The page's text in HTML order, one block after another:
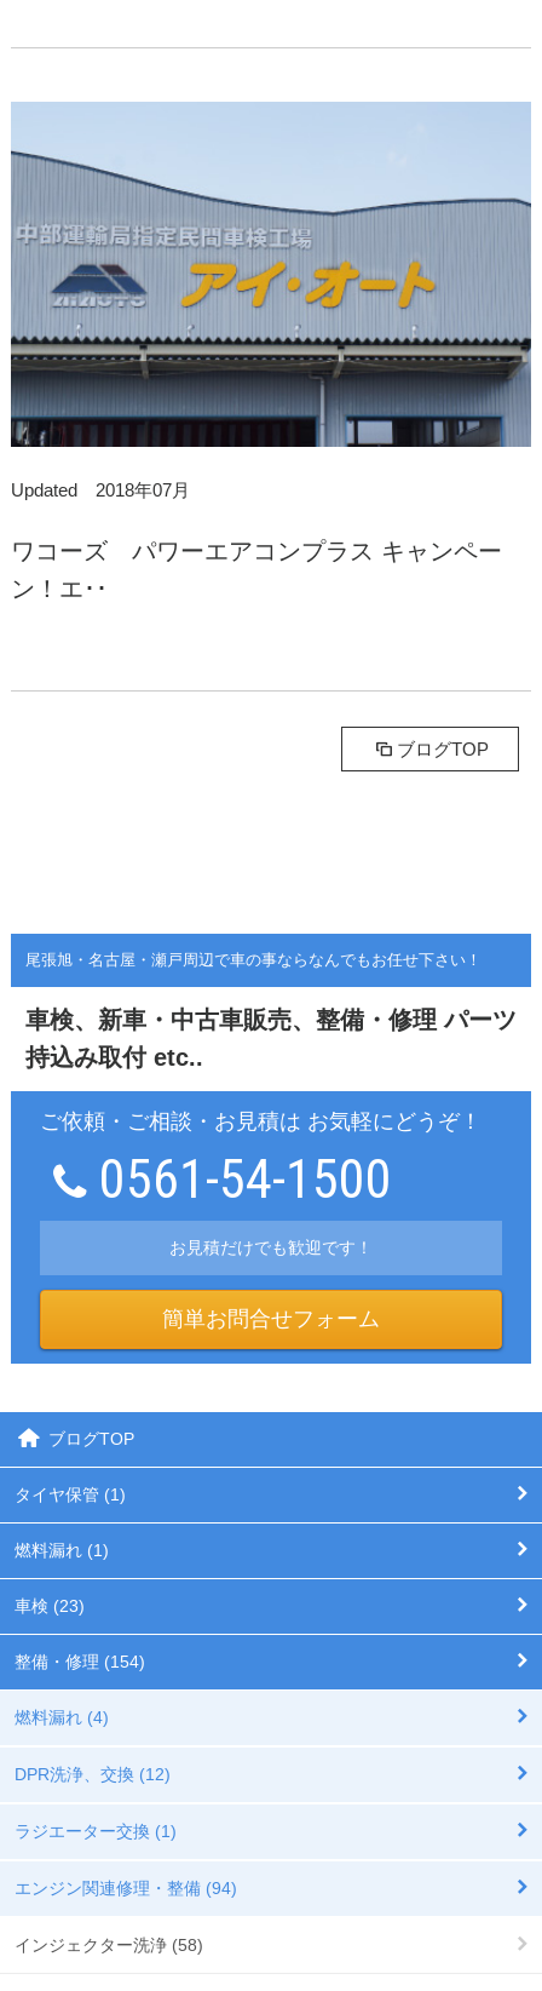
Updated 2018年07月
ワコーズ パワーエアコンプラス キャンペー
ン！エ･･
ブログTOP
尾張旭・名古屋・瀬戸周辺で車の事ならなんでもお任せ下さい！
車検、新車・中古車販売、整備・修理 パーツ
持込み取付 etc..
ご依頼・ご相談・お見積は お気軽にどうぞ！
0561-54-1500
お見積だけでも歓迎です！
簡単お問合せフォーム
ブログTOP
タイヤ保管 (1)
燃料漏れ (1)
車検 (23)
整備・修理 (154)
燃料漏れ (4)
DPR洗浄、交換 (12)
ラジエーター交換 (1)
エンジン関連修理・整備 (94)
インジェクター洗浄 (58)